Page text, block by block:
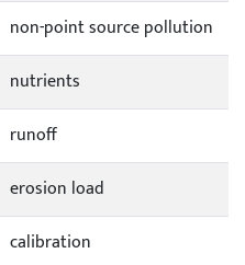
non-point source pollution
nutrients
runoff
erosion load
calibration